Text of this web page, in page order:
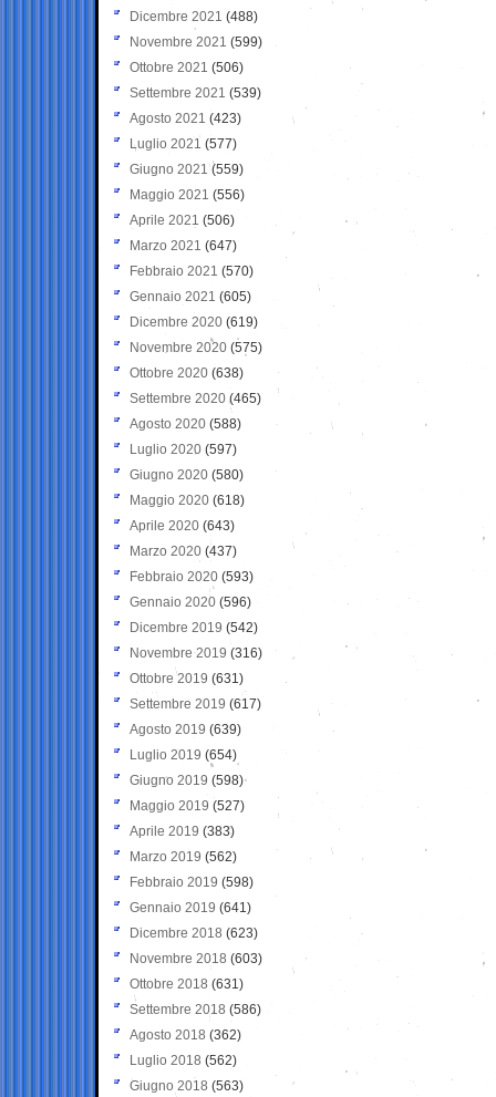
Dicembre 2021 (488)
Novembre 2021 (599)
Ottobre 2021 (506)
Settembre 2021 (539)
Agosto 2021 (423)
Luglio 2021 (577)
Giugno 2021(559)
Maggio 2021 (556)
Aprile 2021 (506)
Marzo 2021 (647)
Febbraio 2021 (570)
Gennaio 2021 (605)
Dicembre 2020 (619)
Novembre 2020 (575)
Ottobre 2020 (638)
Settembre 2020(465)
Agosto 2020 (588)
Luglio 2020 (597)
Giugno 2020 (580)
Maggio 2020 (618)
Aprile 2020 (643)
Marzo 2020 (437)
Febbraio 2020 (593)
Gennaio 2020 (596)
Dicembre 2019 (542)
Novembre 2019 (316)
Ottobre 2019 (631)
Settembre 2019 (617)
Agosto 2019 (639)
Luglio 2019 (654)
Giugno 2019 (598)
Maggio 2019 (527)
Aprile 2019 (383)
Marzo 2019 (562)
Febbraio 2019 (598)
Gennaio 2019 (641)
Dicembre 2018 (623)
Novembre 2018 (603)
Ottobre 2018 (631)
Settembre 2018 (586)
Agosto 2018 (362)
Luglio 2018 (562)
Giugno 2018 (563)